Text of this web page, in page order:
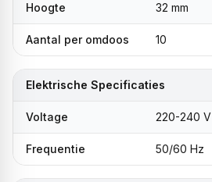
Hoogte 32 mm
Aantal per omdoos 10
Elektrische Specificaties
Voltage 220-240 V
Frequentie 50/60 Hz